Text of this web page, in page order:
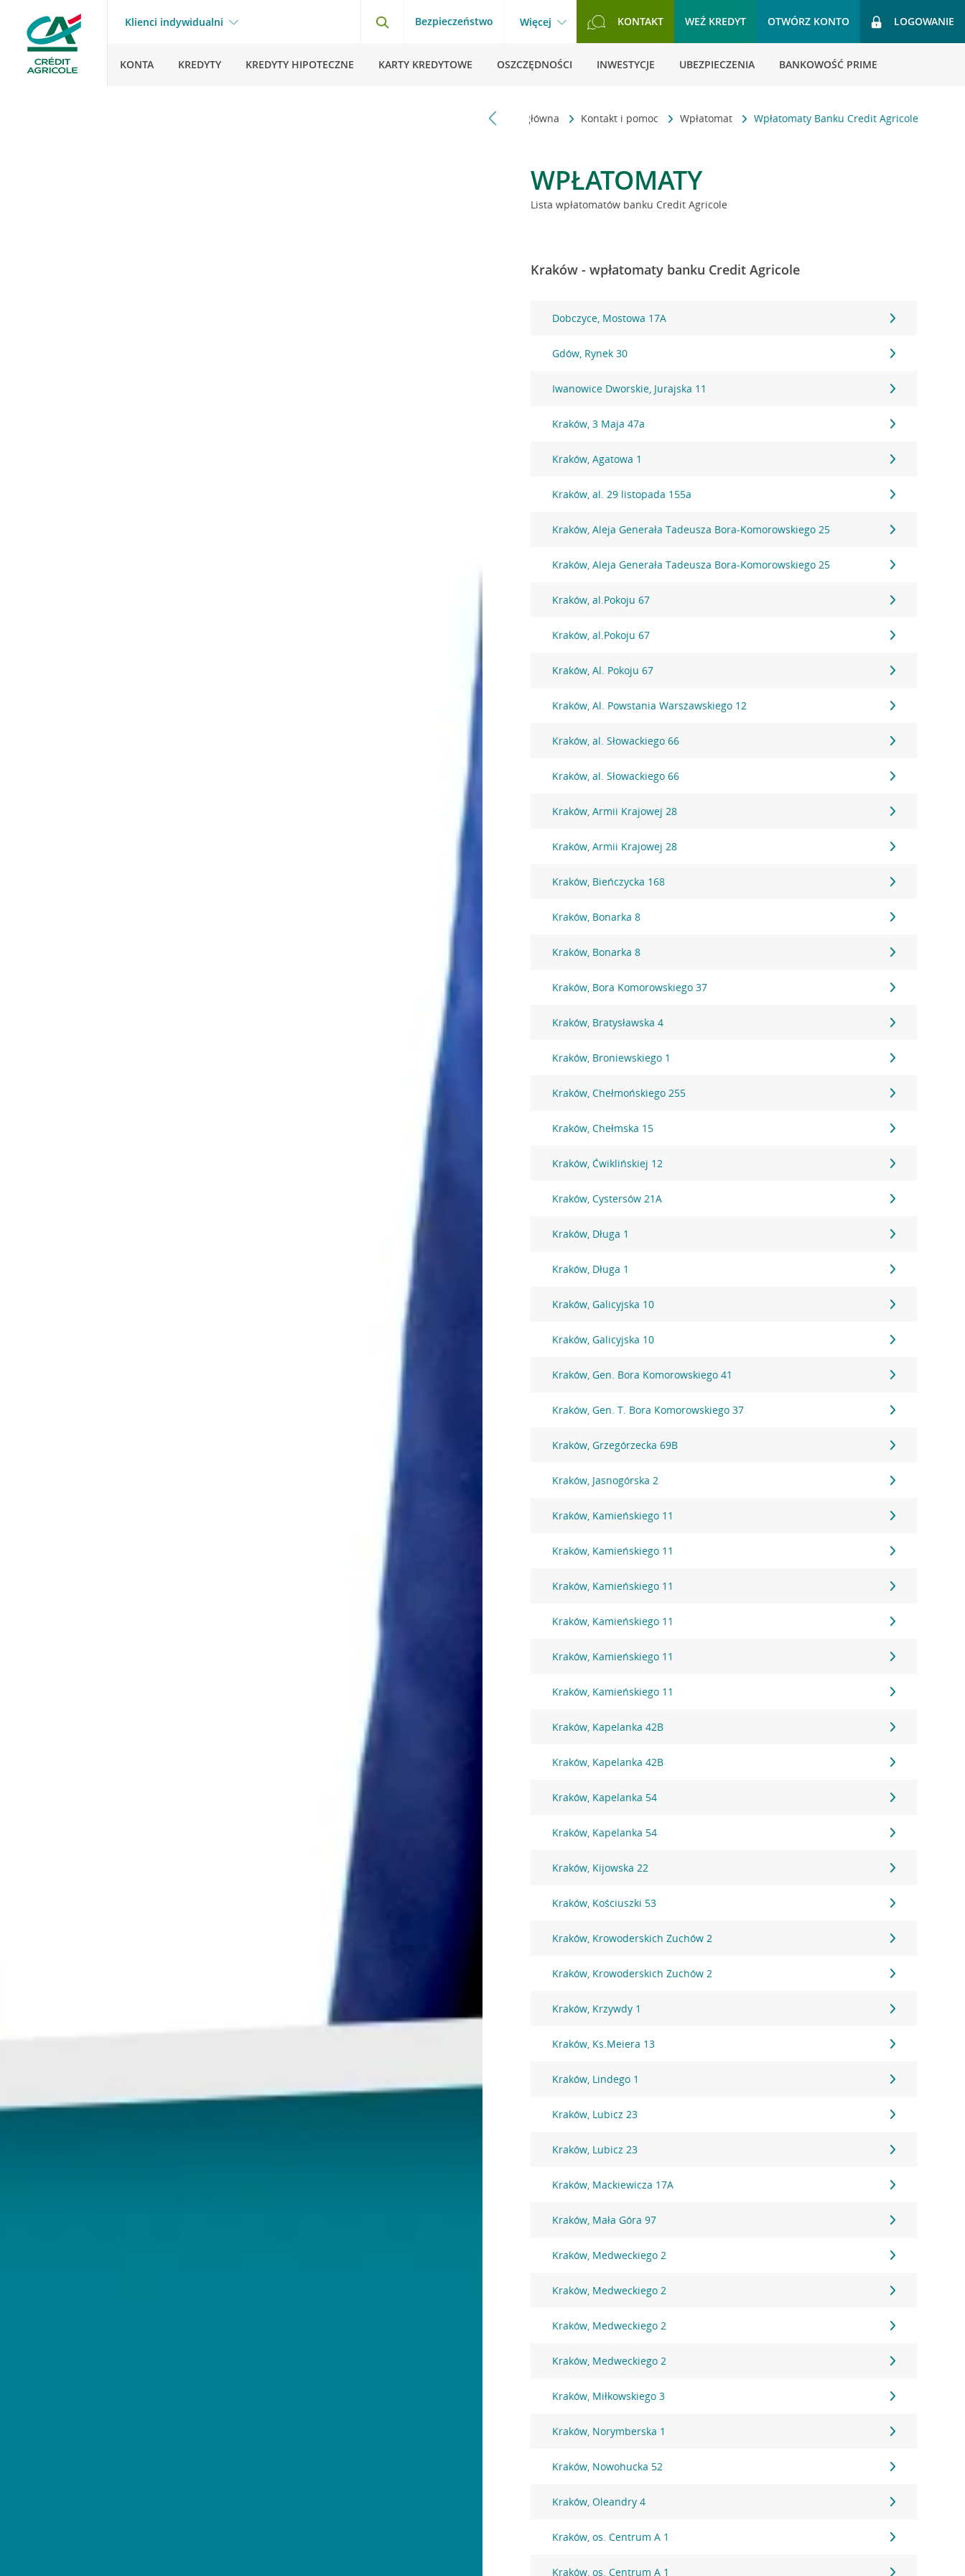
Klienci indywidualni Bezpieczeństwo Więcej KONTAKT WEŹ KREDYT OTWÓRZ KONTO LOGOWANIE
KONTA KREDYTY KREDYTY HIPOTECZNE KARTY KREDYTOWE OSZCZĘDNOŚCI INWESTYCJE UBEZPIECZENIA BANKOWOŚĆ PRIME
Strona główna Kontakt i pomoc Wpłatomat Wpłatomaty Banku Credit Agricole
WPŁATOMATY
Lista wpłatomatów banku Credit Agricole
Kraków - wpłatomaty banku Credit Agricole
Dobczyce, Mostowa 17A
Gdów, Rynek 30
Iwanowice Dworskie, Jurajska 11
Kraków, 3 Maja 47a
Kraków, Agatowa 1
Kraków, al. 29 listopada 155a
Kraków, Aleja Generała Tadeusza Bora-Komorowskiego 25
Kraków, Aleja Generała Tadeusza Bora-Komorowskiego 25
Kraków, al.Pokoju 67
Kraków, al.Pokoju 67
Kraków, Al. Pokoju 67
Kraków, Al. Powstania Warszawskiego 12
Kraków, al. Słowackiego 66
Kraków, al. Słowackiego 66
Kraków, Armii Krajowej 28
Kraków, Armii Krajowej 28
Kraków, Bieńczycka 168
Kraków, Bonarka 8
Kraków, Bonarka 8
Kraków, Bora Komorowskiego 37
Kraków, Bratysławska 4
Kraków, Broniewskiego 1
Kraków, Chełmońskiego 255
Kraków, Chełmska 15
Kraków, Ćwiklińskiej 12
Kraków, Cystersów 21A
Kraków, Długa 1
Kraków, Długa 1
Kraków, Galicyjska 10
Kraków, Galicyjska 10
Kraków, Gen. Bora Komorowskiego 41
Kraków, Gen. T. Bora Komorowskiego 37
Kraków, Grzegórzecka 69B
Kraków, Jasnogórska 2
Kraków, Kamieńskiego 11
Kraków, Kamieńskiego 11
Kraków, Kamieńskiego 11
Kraków, Kamieńskiego 11
Kraków, Kamieńskiego 11
Kraków, Kamieńskiego 11
Kraków, Kapelanka 42B
Kraków, Kapelanka 42B
Kraków, Kapelanka 54
Kraków, Kapelanka 54
Kraków, Kijowska 22
Kraków, Kościuszki 53
Kraków, Krowoderskich Zuchów 2
Kraków, Krowoderskich Zuchów 2
Kraków, Krzywdy 1
Kraków, Ks.Meiera 13
Kraków, Lindego 1
Kraków, Lubicz 23
Kraków, Lubicz 23
Kraków, Mackiewicza 17A
Kraków, Mała Góra 97
Kraków, Medweckiego 2
Kraków, Medweckiego 2
Kraków, Medweckiego 2
Kraków, Medweckiego 2
Kraków, Miłkowskiego 3
Kraków, Norymberska 1
Kraków, Nowohucka 52
Kraków, Oleandry 4
Kraków, os. Centrum A 1
Kraków, os. Centrum A 1